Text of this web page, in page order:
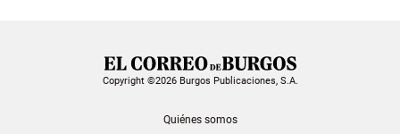
Copyright ©2026 Burgos Publicaciones, S.A.
Quiénes somos